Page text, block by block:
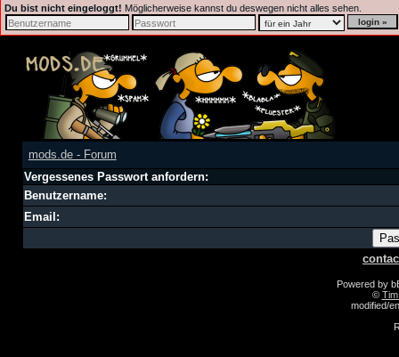
Du bist nicht eingeloggt! Möglicherweise kannst du deswegen nicht alles sehen.
mods.de - Forum
Vergessenes Passwort anfordern:
Benutzername:
Email:
Powered by
©
modified/